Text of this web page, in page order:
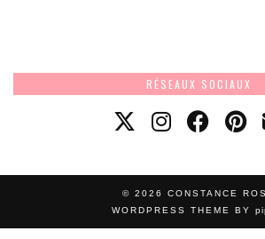
RÉSEAUX SOCIAUX
© 2026 CONSTANCE
WORDPRESS THEME BY